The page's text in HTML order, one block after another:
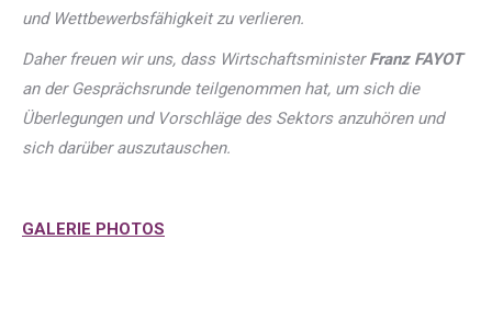
und Wettbewerbsfähigkeit zu verlieren.
Daher freuen wir uns, dass WirtschaftsministerFranz FAYOT
an der Gesprächsrunde teilgenommen hat, um sich die
Überlegungen und Vorschläge des Sektors anzuhören und
sich darüber auszutauschen.
GALERIE PHOTOS